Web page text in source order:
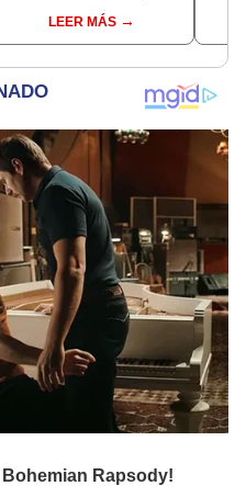
gobierno está corrupto
en todos sus niveles"
LEER MÁS